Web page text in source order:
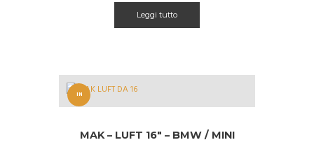
Leggi tutto
IN
MAK – LUFT 16″ – BMW / MINI